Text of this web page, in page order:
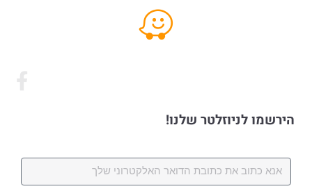
הירשמו לניוזלטר שלנו!